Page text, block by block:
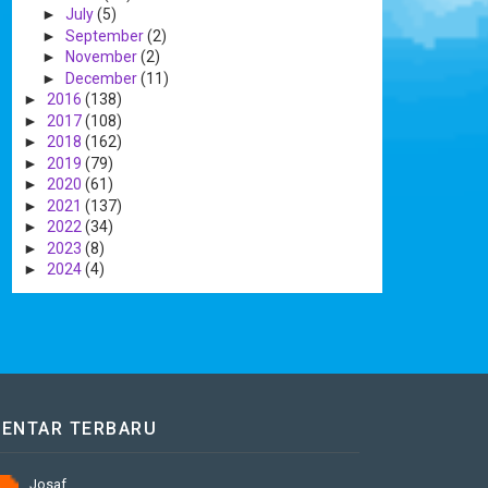
► July(5)
► September(2)
►
November(2)
► December(11)
► 2016 (138)
► 2017(108)
► 2018 (162)
► 2019 (79)
► 2020 (61)
► 2021 (137)
► 2022 (34)
► 2023 (8)
► 2024(4)
TERBARU
Josaf